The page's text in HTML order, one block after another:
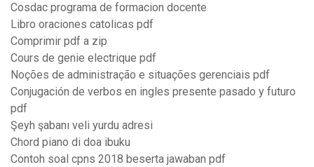
Cosdac programa de formacion docente
Libro oraciones catolicas pdf
Comprimir pdf a zip
Cours de genie electrique pdf
Noções de administração e situações gerenciais pdf
Conjugación de verbos en ingles presente pasado y futuro
pdf
Şeyh şabanı veli yurdu adresi
Chord piano di doa ibuku
Contoh soal cpns 2018 beserta jawaban pdf